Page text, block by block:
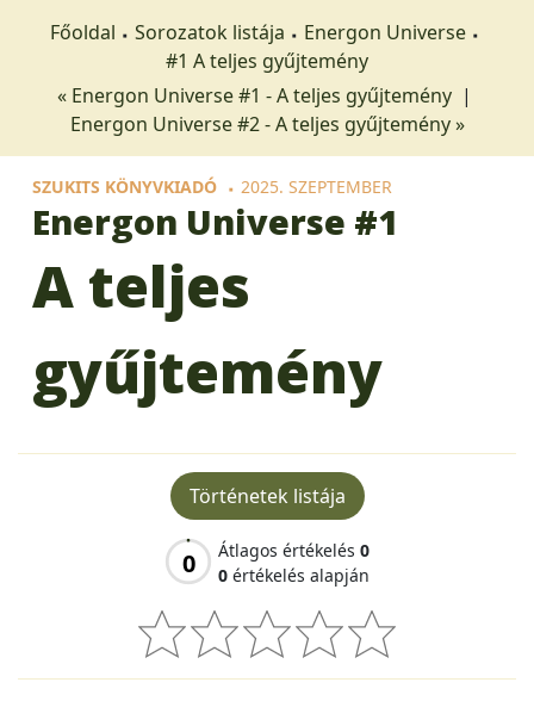
Főoldal Sorozatok listája
Energon Universe
#1 A teljes gyűjtemény
« Energon Universe #1 - A teljes gyűjtemény |
Energon Universe #2 - A teljes gyűjtemény »
SZUKITS KÖNYVKIADÓ 2025. SZEPTEMBER
Energon Universe #1
A teljes
gyűjtemény
Történetek listája
0 Átlagos értékelés 0
0 értékelés alapján